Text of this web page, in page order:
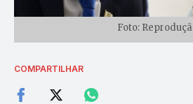
Foto:
COMPARTILHAR